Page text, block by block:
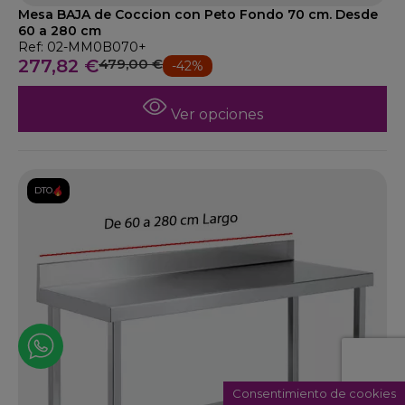
Mesa BAJA de Coccion con Peto Fondo 70 cm. Desde
60 a 280 cm
Ref: 02-MM0B070+
277,82 €479,00 € -42%
Ver opciones
DTO.
Consentimiento de cookies